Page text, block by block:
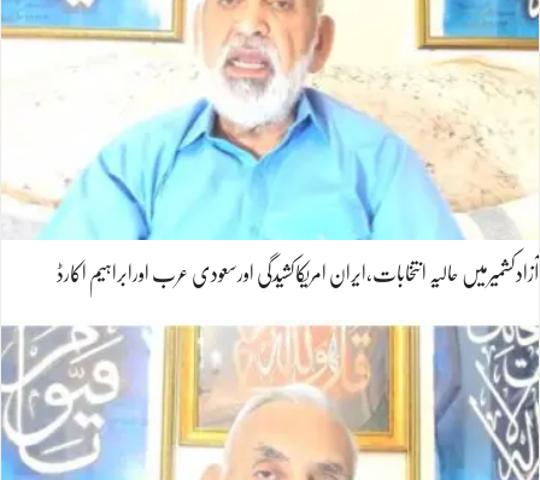
آزادکشمیرمیں حالیہ انتخابات،ایران امریکاکشیدگی اورسعودی عرب اورابراہیم اکارڈ